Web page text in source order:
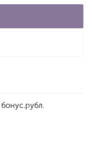
бонус.рубл.